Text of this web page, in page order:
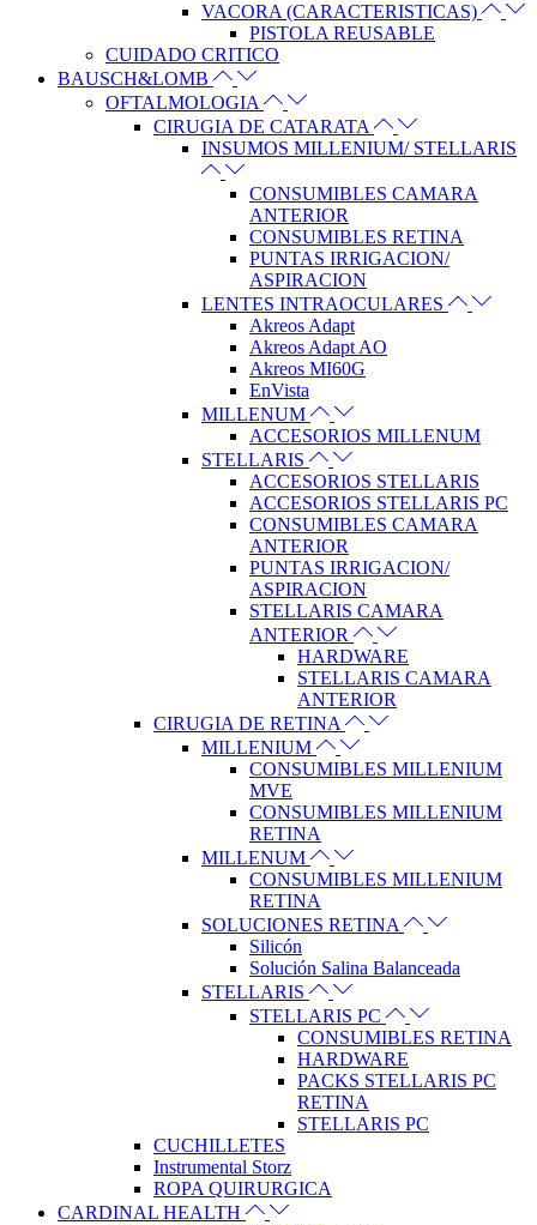
VACORA (CARACTERISTICAS)
PISTOLA REUSABLE
CUIDADO CRITICO
BAUSCH&LOMB
OFTALMOLOGIA
CIRUGIA DE CATARATA
INSUMOS MILLENIUM/ STELLARIS
CONSUMIBLES CAMARA
ANTERIOR
CONSUMIBLES RETINA
PUNTAS IRRIGACION/
ASPIRACION
LENTES INTRAOCULARES
Akreos Adapt
Akreos Adapt AO
Akreos MI60G
EnVista
MILLENUM
ACCESORIOS MILLENUM
STELLARIS
ACCESORIOS STELLARIS
ACCESORIOS STELLARIS PC
CONSUMIBLES CAMARA
ANTERIOR
PUNTAS IRRIGACION/
ASPIRACION
STELLARIS CAMARA
ANTERIOR
HARDWARE
STELLARIS CAMARA
ANTERIOR
CIRUGIA DE RETINA
MILLENIUM
CONSUMIBLES MILLENIUM
MVE
CONSUMIBLES MILLENIUM
RETINA
MILLENUM
CONSUMIBLES MILLENIUM
RETINA
SOLUCIONES RETINA
Silicón
Solución Salina Balanceada
STELLARIS
STELLARIS PC
CONSUMIBLES RETINA
HARDWARE
PACKS STELLARIS PC
RETINA
STELLARIS PC
CUCHILLETES
Instrumental Storz
ROPA QUIRURGICA
CARDINAL HEALTH